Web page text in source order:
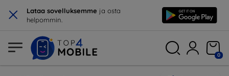
× Lataa sovelluksemme ja osta
helpommin.
0